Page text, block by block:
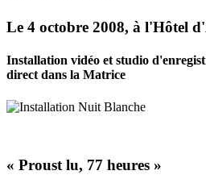
Le 4 octobre 2008, à l'Hôtel
Installation vidéo et studio
direct dans la Matrice
« Proust lu, 77 heures »